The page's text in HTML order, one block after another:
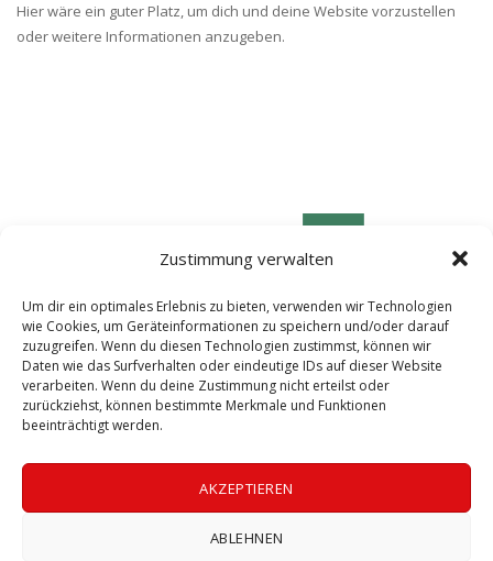
Zustimmung verwalten
Um dir ein optimales Erlebnis zu bieten, verwenden wir Technologien
wie Cookies, um Geräteinformationen zu speichern und/oder darauf
zuzugreifen. Wenn du diesen Technologien zustimmst, können wir
Daten wie das Surfverhalten oder eindeutige IDs auf dieser Website
verarbeiten. Wenn du deine Zustimmung nicht erteilst oder
zurückziehst, können bestimmte Merkmale und Funktionen
beeinträchtigt werden.
AKZEPTIEREN
ABLEHNEN
Hier wäre ein guter Platz, um dich und deine Website vorzustellen
oder weitere Informationen anzugeben.
2026 LABOGEN by LABOklin Labor für klinische Diagnostik GmbH & Co.
Rights Reserved | Bild: Christine Masser | Die Aufnahme und